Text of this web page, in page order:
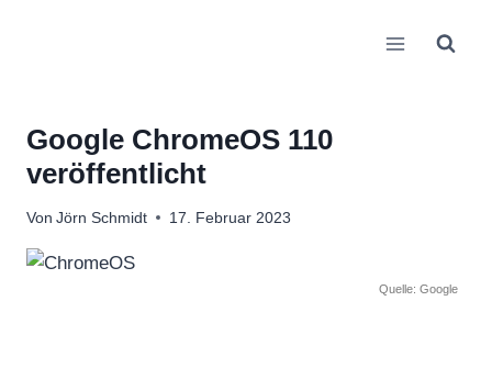
Google ChromeOS 110
veröffentlicht
Von Jörn Schmidt 17. Februar 2023
Quelle: Google